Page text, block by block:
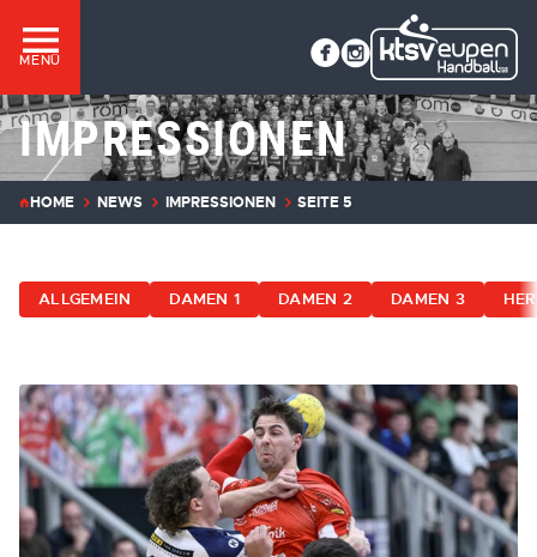
MENÜ
IMPRESSIONEN
HOME NEWS IMPRESSIONEN SEITE 5
ALLGEMEIN DAMEN 1 DAMEN 2 DAMEN 3